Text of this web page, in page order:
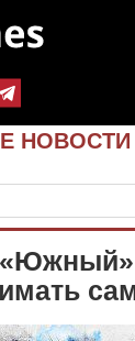
НОВОСТИ